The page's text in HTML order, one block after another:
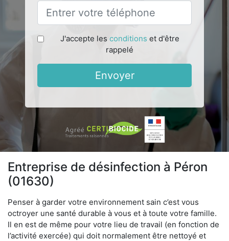
J'accepte les conditions et d'être
rappelé
Envoyer
Entreprise de désinfection à Péron
(01630)
Penser à garder votre environnement sain c’est vous
octroyer une santé durable à vous et à toute votre famille.
Il en est de même pour votre lieu de travail (en fonction de
l’activité exercée) qui doit normalement être nettoyé et